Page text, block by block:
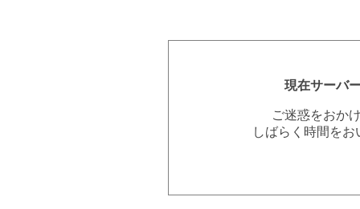
現在サーバ
ご迷惑をおか
しばらく時間を